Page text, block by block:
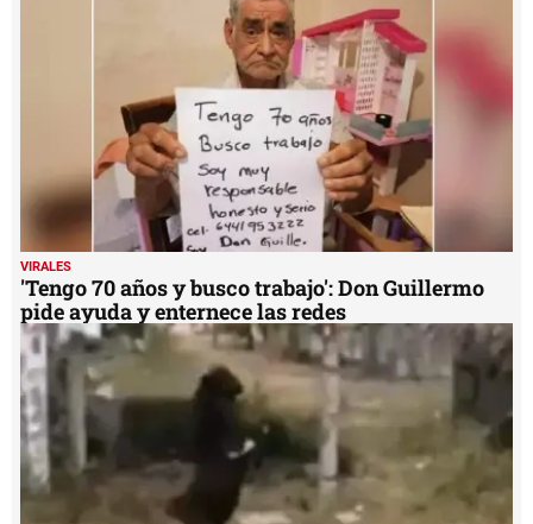
VIRALES
'Tengo 70 años y busco trabajo': Don Guillermo
pide ayuda y enternece las redes